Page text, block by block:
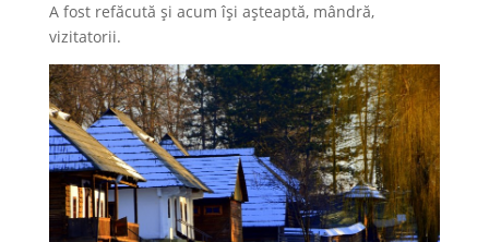
A fost refăcută şi acum îşi aşteaptă, mândră,
vizitatorii.